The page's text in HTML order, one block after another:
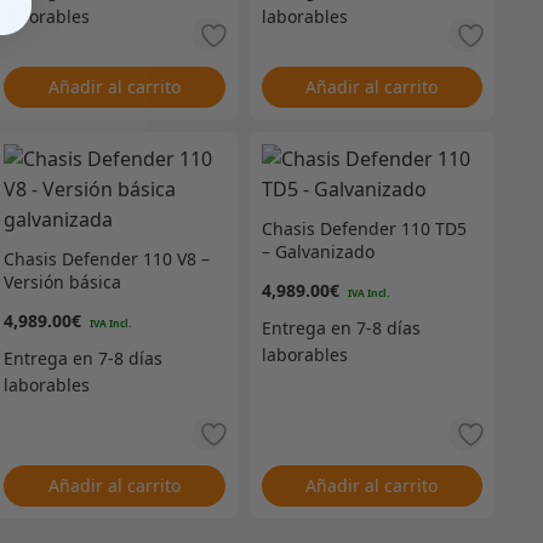
Añadir al carrito Añadir al carrito
Chasis Defender 110 V8 –
Versión básica
4,989.00€
Añadir al carrito
Chasis Defender 110 TD5
– Galvanizado
4,989.00€
Añadir al carrito